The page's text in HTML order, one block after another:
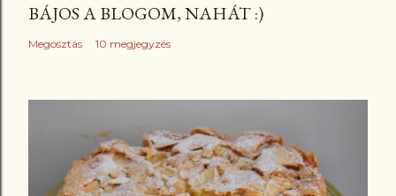
BÁJOS A BLOGOM, NAHÁT :)
Megosztás 10 megjegyzés